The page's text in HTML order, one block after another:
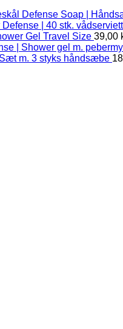
Defense Soap |
Defense | 40 stk.
Gel Travel Size 39,00
| Shower gel m.
m. 3 styks håndsæbe